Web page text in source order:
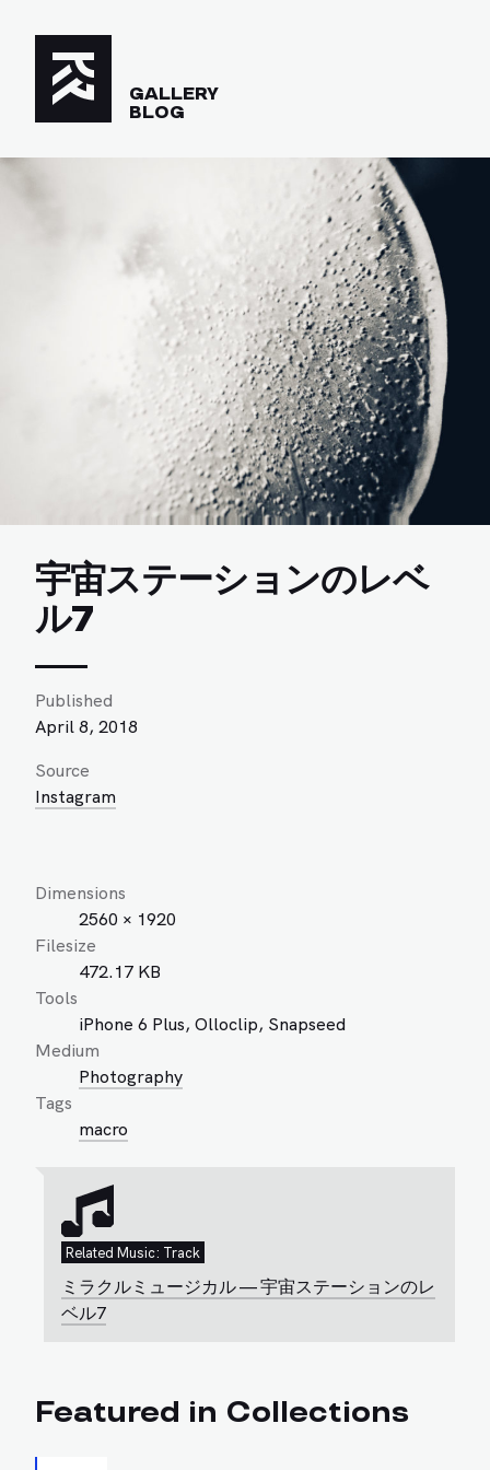
GALLERY
BLOG
宇宙ステーションのレベ
ル7
Published
April 8, 2018
Source
Instagram
Dimensions
2560 × 1920
Filesize
472.17 KB
Tools
iPhone 6 Plus, Olloclip, Snapseed
Medium
Photography
Tags
macro
Related Music: Track
ミラクルミュージカル — 宇宙ステーションのレ
ベル7
Featured in Collections